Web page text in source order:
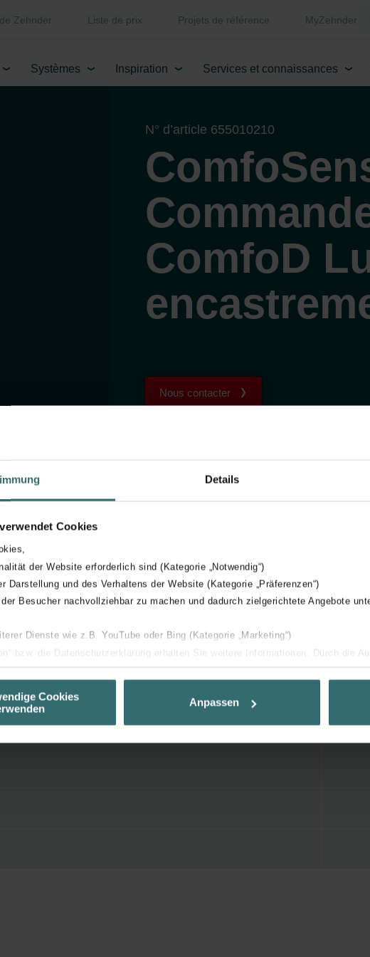
Details
Cookies
der Website erforderlich sind (Kategorie „Notwendig“)
Darstellung und des Verhaltens der Website (Kategorie „Präferenzen“)
Besucher nachvollziehbar zu machen und dadurch zielgerichtete Angebote
Dienste wie z.B. YouTube oder Bing (Kategorie „Marketing“)
bzw. die Datenschutzerklärung erhalten Sie weitere Informationen. Durch die
um Ihnen die bestmögliche Nutzererfahrung zu ermöglichen und Ihnen
Interessen zur Verfügung zu stellen. Alle Einwilligungen können Sie
widerrufen.
nv/sa: Déclarations de confidentialité
SAU: Política de privacidad
Cookies
Anpassen
Zehnder Liste de prix Projets de référence MyZehnder
Systèmes Inspiration Services et connaissances
N° d’article 655010210
ComfoD
Nous contacter
de l'article
Étiquette